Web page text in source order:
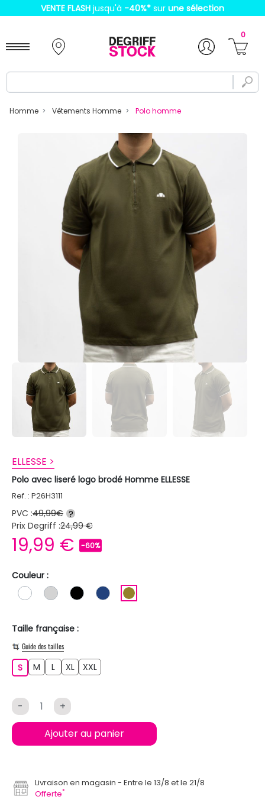
VENTE FLASH jusqu'à -40%* sur une sélection
0
Homme Vêtements Homme Polo homme
ELLESSE >
Polo avec liseré logo brodé Homme ELLESSE
Ref. : P26H3111
PVC :49,99€ ?
Prix Degriff :24,99 €
19,99 € -60%
Couleur :
BLANCGRIS CLAIR
NOIR BLEU FONCE
Taille française :
Guide des tailles
SS M L XL XXL
- +
Ajouter au panier
Livraison en magasin
Entre le 13/8 et le 21/8
Offerte*